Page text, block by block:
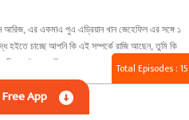
এর একমাএ পুএ এড্রিয়ান খান জেহেফিল এর সঙ্গে ১
হইতে চাচ্ছে আপনি কি এই সম্পর্কে রাজি আছেন, তুমি কি
হীন একটা অনুভূতি কাজ করছে। চোখে অশ্রু টলমল
নোভা— নামটা শুনলেই যেন একটা শান্ত নদীর কথা মনে
ভালোবেসে বাঁচতে চা
Total Episodes : 15
App